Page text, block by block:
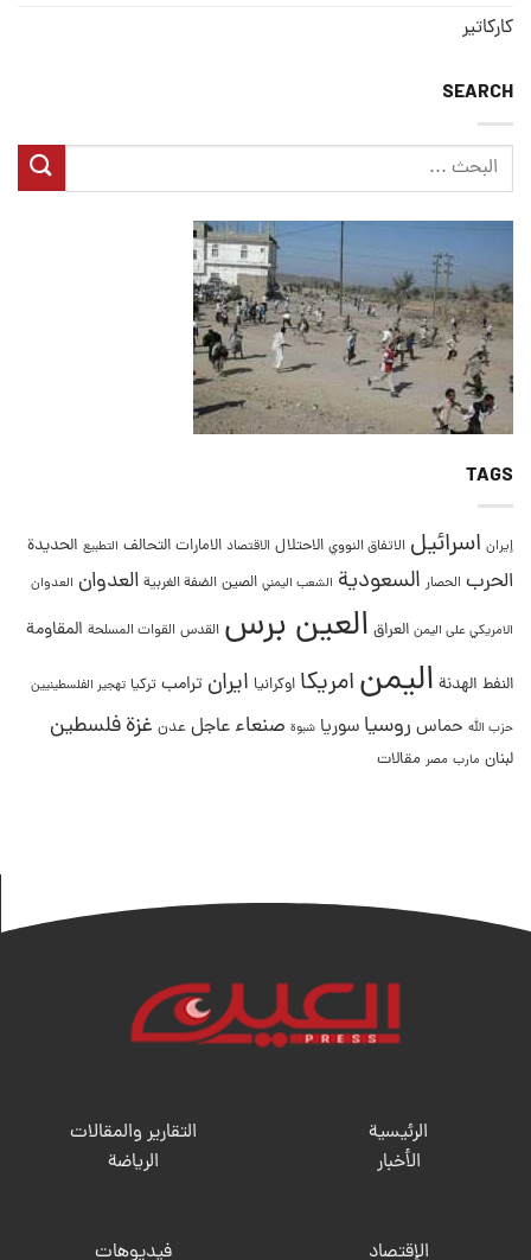
كاركاتير
SEARCH
TAGS
إيران اسرائيل الاتفاق النووي الاحتلال الاقتصاد الامارات التحالف التطبيع الحديدة
الحرب الحصار السعودية الشعب اليمني الصين الضفة الغربية العدوان العدوان
الامريكي على اليمن العراق العين برس القدس القوات المسلحة المقاومة
النفط الهدنة اليمنامريكا اوكرانيا ايران ترامب تركيا تهجير الفلسطينيين
حزب الله حماس روسيا سوريا شبوة صنعاء عاجل عدن غزةفلسطين
لبنان مارب مصر مقالات
الرئيسية
الأخبار
التقارير والمقالات
الریاضة
الإقتصاد فيديوهات